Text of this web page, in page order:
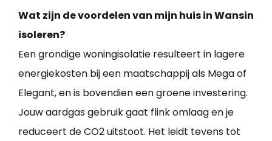
Wat zijn de voordelen van mijn huis in Wansin
isoleren?
Een grondige woningisolatie resulteert in lagere
energiekosten bij een maatschappij als Mega of
Elegant, en is bovendien een groene investering.
Jouw aardgas gebruik gaat flink omlaag en je
reduceert de CO2 uitstoot. Het leidt tevens tot